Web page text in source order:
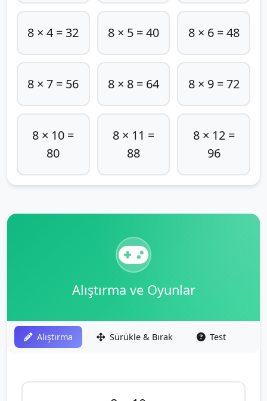
8 × 4 = 32 8 × 5 = 40 8 × 6 = 48
8 × 7 = 56 8 × 8 = 64 8 × 9 = 72
8 × 10 =
80
8 × 11 =
88
8 × 12 =
96
Alıştırma ve Oyunlar
Alıştırma Sürükle & Bırak Test